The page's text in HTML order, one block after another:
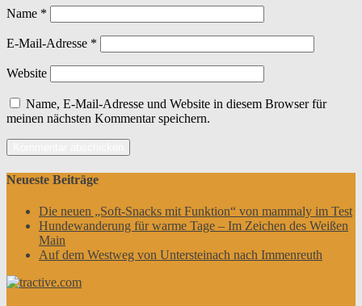
Name *
E-Mail-Adresse *
Website
Name, E-Mail-Adresse und Website in diesem Browser für
meinen nächsten Kommentar speichern.
Neueste Beiträge
Die neuen „Soft-Snacks mit Funktion“ von mammaly im Test
Hundewanderung für warme Tage – Im Zeichen des Weißen
Main
Auf dem Westweg von Untersteinach nach Immenreuth